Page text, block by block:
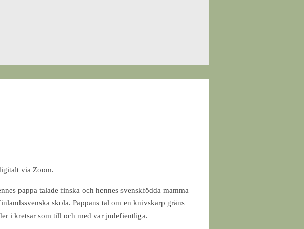
via Zoom.
pappa talade finska och hennes svenskfödda mamma
skola. Pappans tal om en knivskarp gräns
i kretsar som till och med var judefientliga.